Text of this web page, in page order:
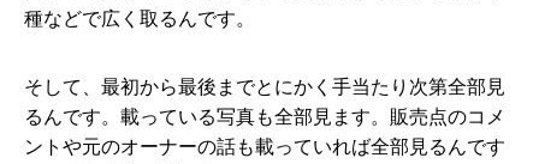
種などで広く取るんです。
そして、最初から最後までとにかく手当たり次第全部見
るんです。載っている写真も全部見ます。販売点のコメ
ントや元のオーナーの話も載っていれば全部見るんです